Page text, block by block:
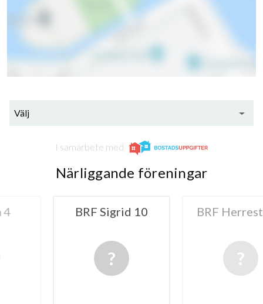
Välj
I samarbete med
Närliggande föreningar
10 BRF Herrestad 7 BRF